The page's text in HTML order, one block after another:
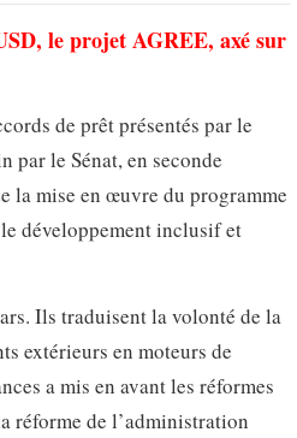
le projet AGREE, axé sur
de prêt présentés par le
le Sénat, en seconde
la mise en œuvre du programme
développement inclusif et
Ils traduisent la volonté de la
extérieurs en moteurs de
a mis en avant les réformes
réforme de l’administration